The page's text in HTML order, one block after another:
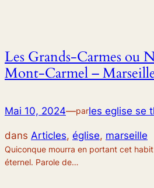
Les Grands-Carmes ou
Mont-Carmel –
Mai 10, 2024—parles eglise se
dans Articles, église, marseille
Quiconque mourra en portant cet
éternel. Parole de…